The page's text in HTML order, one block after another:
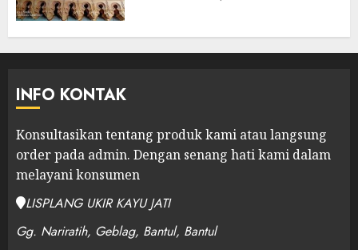
INFO KONTAK
Konsultasikan tentang produk kami atau langsung
order pada admin. Dengan senang hati kami dalam
melayani konsumen
LISPLANG UKIR KAYU JATI
Gg. Nariratih, Geblag, Bantul, Bantul